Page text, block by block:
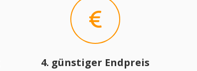
4. günstiger Endpreis